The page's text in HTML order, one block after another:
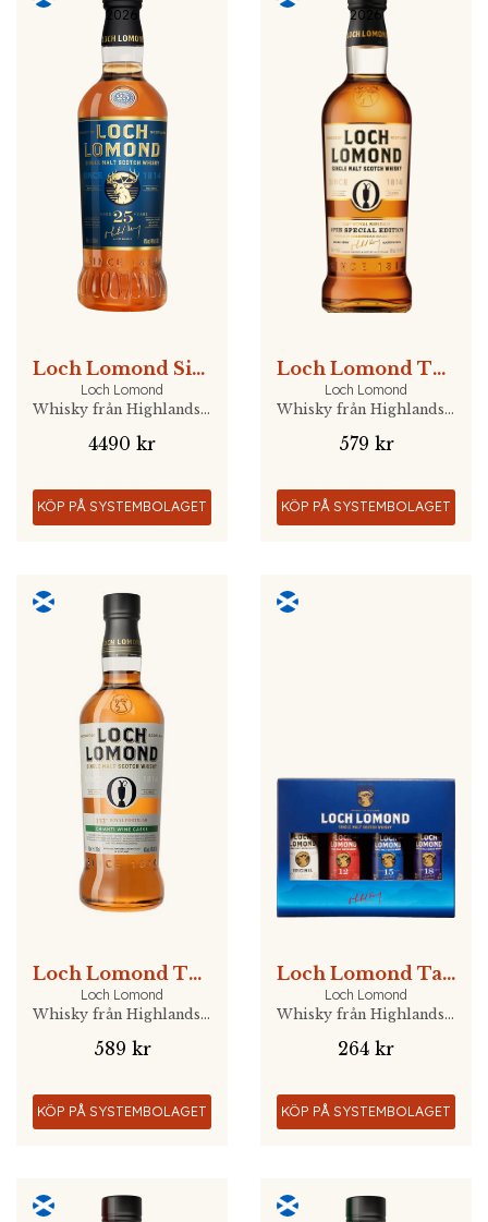
2026
Loch Lomond Single Malt 25 YO
Loch Lomond
Whisky från Highlands, Skottland
4490 kr
KÖP PÅ SYSTEMBOLAGET
2026
Loch Lomond The Open Royal Birkdale 2026
Loch Lomond
Whisky från Highlands, Skottland
579 kr
KÖP PÅ SYSTEMBOLAGET
Loch Lomond The Open Royal Portrush
Loch Lomond
Whisky från Highlands, Skottland
589 kr
KÖP PÅ SYSTEMBOLAGET
Loch Lomond Taster Pack
Loch Lomond
Whisky från Highlands, Skottland
264 kr
KÖP PÅ SYSTEMBOLAGET